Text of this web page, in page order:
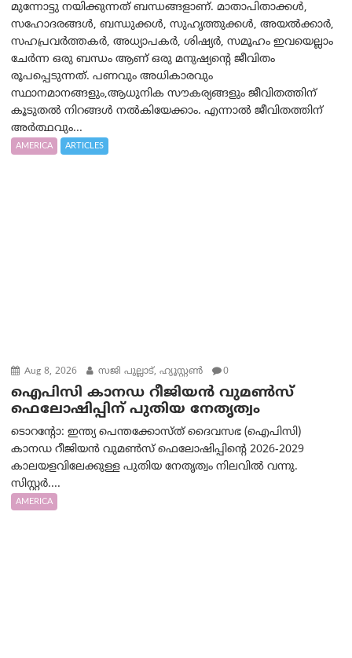
മുന്നോട്ടു നയിക്കുന്നത് ബന്ധങ്ങളാണ്. മാതാപിതാക്കൾ,
സഹോദരങ്ങൾ, ബന്ധുക്കൾ, സുഹൃത്തുക്കൾ, അയൽക്കാർ,
സഹപ്രവർത്തകർ, അധ്യാപകർ, ശിഷ്യർ, സമൂഹം ഇവയെല്ലാം
ചേർന്ന ഒരു ബന്ധം ആണ് ഒരു മനുഷ്യന്റെ ജീവിതം
രൂപപ്പെടുന്നത്. പണവും അധികാരവും
സ്ഥാനമാനങ്ങളും,ആധുനിക സൗകര്യങ്ങളും ജീവിതത്തിന്
കൂടുതൽ നിറങ്ങൾ നൽകിയേക്കാം. എന്നാൽ ജീവിതത്തിന്
അർത്ഥവും...
AMERICA ARTICLES
Aug 8, 2026 സജി പുല്ലാട്, ഹ്യൂസ്റ്റൺ 0
ഐപിസി കാനഡ റീജിയൻ വുമൺസ്
ഫെലോഷിപ്പിന് പുതിയ നേതൃത്വം
ടൊറന്റോ: ഇന്ത്യ പെന്തക്കോസ്ത് ദൈവസഭ (ഐപിസി)
കാനഡ റീജിയൻ വുമൺസ് ഫെലോഷിപ്പിന്റെ 2026-2029
കാലയളവിലേക്കുള്ള പുതിയ നേതൃത്വം നിലവിൽ വന്നു.
സിസ്റ്റർ....
AMERICA